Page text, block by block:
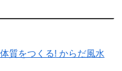
質をつくる! からだ風水